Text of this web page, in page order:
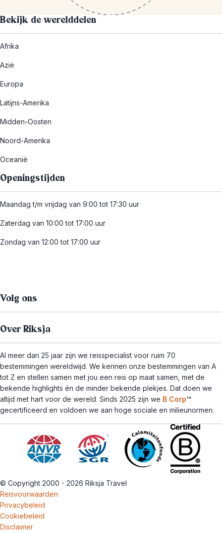
Bekijk de werelddelen
Afrika
Azië
Europa
Latijns-Amerika
Midden-Oosten
Noord-Amerika
Oceanië
Openingstijden
Maandag t/m vrijdag van 9:00 tot 17:30 uur
Zaterdag van 10:00 tot 17:00 uur
Zondag van 12:00 tot 17:00 uur
Volg ons
Over Riksja
Al meer dan 25 jaar zijn we reisspecialist voor ruim 70
bestemmingen wereldwijd. We kennen onze bestemmingen van A
tot Z en stellen samen met jou een reis op maat samen, met de
bekende highlights én de minder bekende plekjes. Dat doen we
altijd met hart voor de wereld. Sinds 2025 zijn we B Corp™
gecertificeerd en voldoen we aan hoge sociale en milieunormen.
© Copyright 2000 - 2026 Riksja Travel
Reisvoorwaarden
Privacybeleid
Cookiebeleid
Disclaimer